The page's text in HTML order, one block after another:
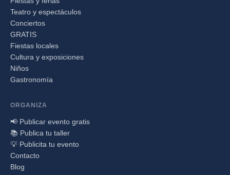
Teatro y espectáculos
Conciertos
GRATIS
Fiestas locales
Cultura y exposiciones
Niños
Gastronomía
ORGANIZA
📢 Publicar evento gratis
📚 Publica tu taller
💡 Publicita tu evento
Contacto
Blog